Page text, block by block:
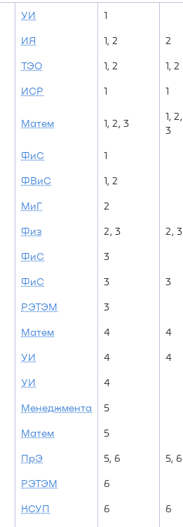
УИ 1
ИЯ 1, 2 2
ТЭО 1, 2 1, 2
ИСР 1 1
Матем 1, 2, 3
1, 2,
3
ФиС 1
ФВиС 1, 2
МиГ 2
Физ 2, 3 2, 3
ФиС 3
ФиС 3 3
РЭТЭМ 3
Матем 4 4
УИ 4 4
УИ 4
Менеджмента 5
Матем 5
ПрЭ 5, 6 5, 6
РЭТЭМ 6
КСУП 6 6